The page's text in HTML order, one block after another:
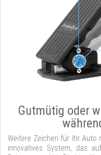
Gutmütig oder
Weitere Zeichen für Ihr Auto
innovatives System, das